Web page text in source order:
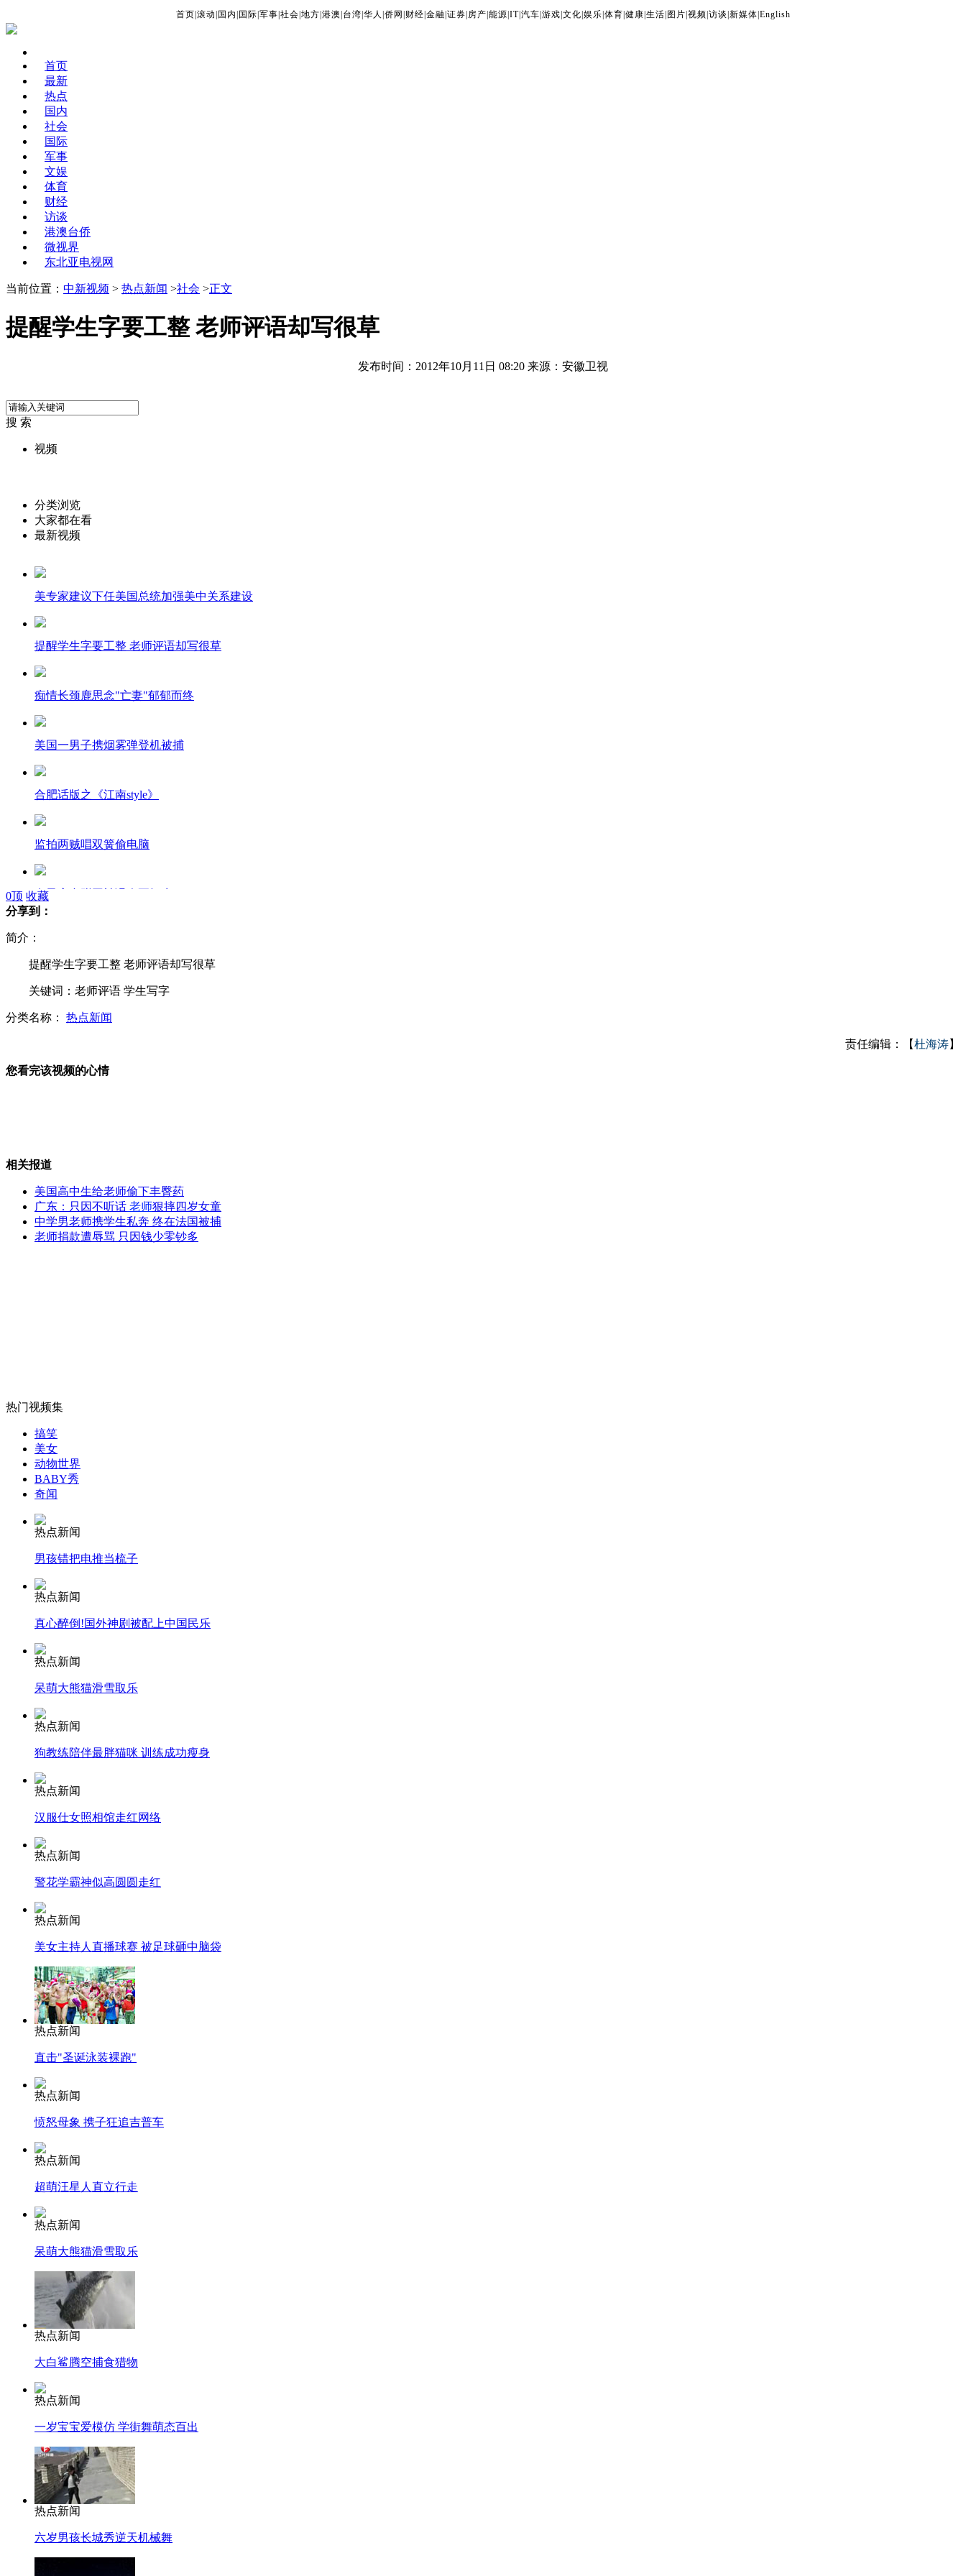
首页 滚动 国内 国际 军事 社会 地方 港澳 台湾 华人 侨网 财经 金融 证券 房产 能源 IT| 汽车 游戏 文化 娱乐 体育 健康 生活 图片 视频 访谈 新媒体 English
首页
最新
热点
国内
社会
国际
军事
文娱
体育
财经
访谈
港澳台侨
微视界
东北亚电视网
当前位置： 中新视频 > 热点新闻 >社会 >正文
提醒学生字要工整 老师评语却写很草
发布时间：2012年10月11日 08:20 来源：安徽卫视
搜 索
视频
分类浏览
大家都在看
最新视频
美专家建议下任美国总统加强美中关系建设
提醒学生字要工整 老师评语却写很草
痴情长颈鹿思念"亡妻"郁郁而终
美国一男子携烟雾弹登机被捕
合肥话版之《江南style》
监拍两贼唱双簧偷电脑
女子窗台蹭网被误会要轻生
湖南交警执勤被碾压 肇事司机被刑拘
明年起第一代居民身份证将停用
女孩北京地铁殴打老人 痛下狠手拳打脚踢
无痛分娩是否安全 医生回应
走！跟着总书记去植树
消防员救轻生者
纽约上演“枕头大战”
司机酒驾遇交警 急速倒车逃窜
0顶 收藏
分享到：
简介：
提醒学生字要工整 老师评语却写很草
关键词：老师评语 学生写字
分类名称： 热点新闻
责任编辑：【杜海涛】
您看完该视频的心情
相关报道
美国高中生给老师偷下丰臀药
广东：只因不听话 老师狠摔四岁女童
中学男老师携学生私奔 终在法国被捕
老师捐款遭辱骂 只因钱少零钞多
热门视频集
搞笑
美女
动物世界
BABY秀
奇闻
热点新闻
男孩错把电推当梳子
热点新闻
真心醉倒!国外神剧被配上中国民乐
热点新闻
呆萌大熊猫滑雪取乐
热点新闻
狗教练陪伴最胖猫咪 训练成功瘦身
热点新闻
汉服仕女照相馆走红网络
热点新闻
警花学霸神似高圆圆走红
热点新闻
美女主持人直播球赛 被足球砸中脑袋
热点新闻
直击"圣诞泳装裸跑"
热点新闻
愤怒母象 携子狂追吉普车
热点新闻
超萌汪星人直立行走
热点新闻
呆萌大熊猫滑雪取乐
热点新闻
大白鲨腾空捕食猎物
热点新闻
一岁宝宝爱模仿 学街舞萌态百出
热点新闻
六岁男孩长城秀逆天机械舞